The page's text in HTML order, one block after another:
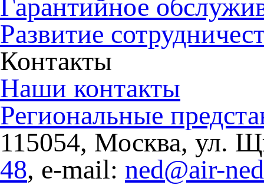
Гарантийное
Развитие
Контакты
Наши контакты
Региональные
115054, Москва, ул.
48, e-mail: ned@air-